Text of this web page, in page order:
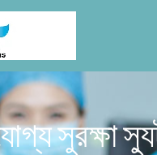
সুরক্ষা